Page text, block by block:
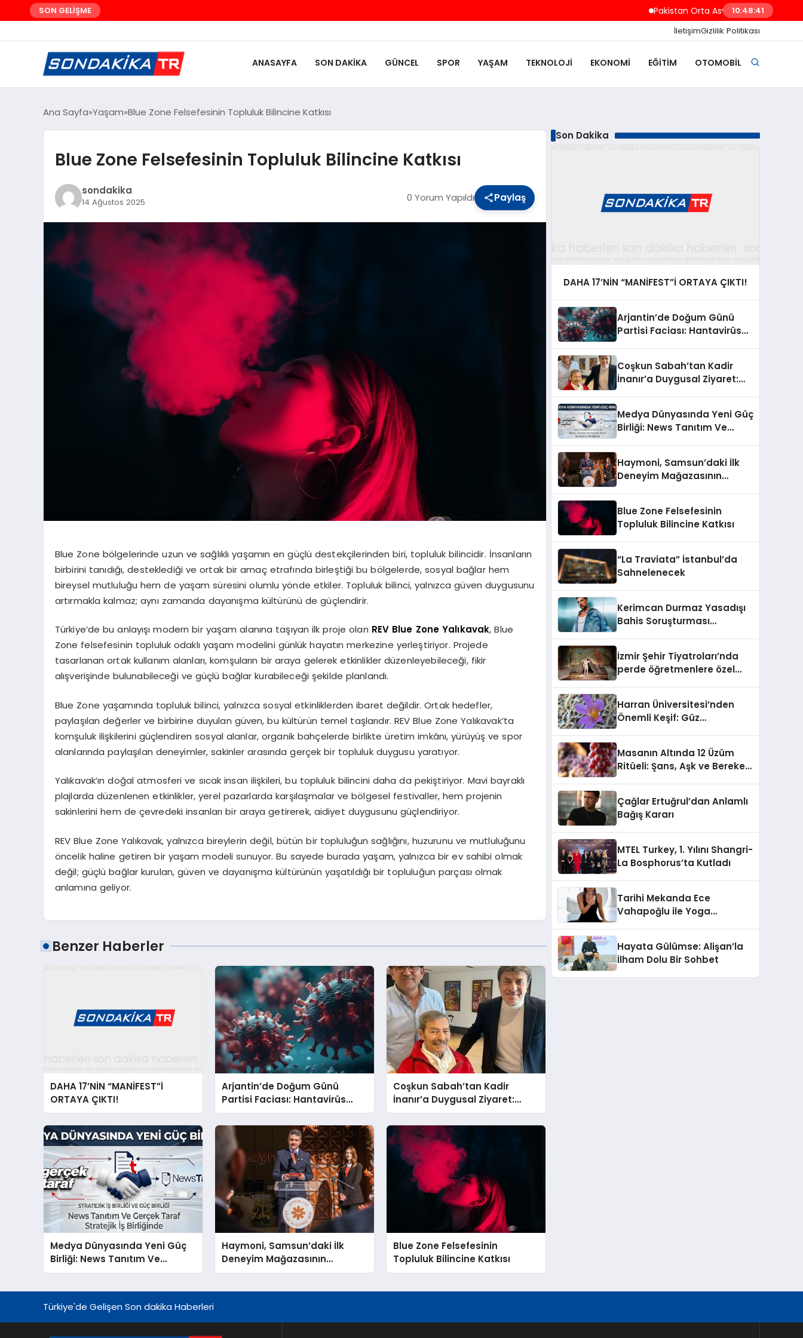
SON GELİŞME Pakistan Orta Asya ve Dost Ülkeler İçin
10:48:42
İletişimGizlilik Politikası
ANASAYFA SON DAKIKA GÜNCEL SPOR YAŞAM TEKNOLOJI EKONOMI EĞITIM OTOMOBIL
Ana Sayfa Yaşam Blue Zone Felsefesinin Topluluk Bilincine Katkısı
Blue Zone Felsefesinin Topluluk Bilincine Katkısı
sondakika
14 Ağustos 2025 0 Yorum Yapıldı Paylaş
Blue Zone bölgelerinde uzun ve sağlıklı yaşamın en güçlü destekçilerinden biri, topluluk bilincidir. İnsanların
birbirini tanıdığı, desteklediği ve ortak bir amaç etrafında birleştiği bu bölgelerde, sosyal bağlar hem
bireysel mutluluğu hem de yaşam süresini olumlu yönde etkiler. Topluluk bilinci, yalnızca güven duygusunu
artırmakla kalmaz; aynı zamanda dayanışma kültürünü de güçlendirir.
Türkiye’de bu anlayışı modern bir yaşam alanına taşıyan ilk proje olan REV Blue Zone Yalıkavak, Blue
Zone felsefesinin topluluk odaklı yaşam modelini günlük hayatın merkezine yerleştiriyor. Projede
tasarlanan ortak kullanım alanları, komşuların bir araya gelerek etkinlikler düzenleyebileceği, fikir
alışverişinde bulunabileceği ve güçlü bağlar kurabileceği şekilde planlandı.
Blue Zone yaşamında topluluk bilinci, yalnızca sosyal etkinliklerden ibaret değildir. Ortak hedefler,
paylaşılan değerler ve birbirine duyulan güven, bu kültürün temel taşlarıdır. REV Blue Zone Yalıkavak’ta
komşuluk ilişkilerini güçlendiren sosyal alanlar, organik bahçelerde birlikte üretim imkânı, yürüyüş ve spor
alanlarında paylaşılan deneyimler, sakinler arasında gerçek bir topluluk duygusu yaratıyor.
Yalıkavak’ın doğal atmosferi ve sıcak insan ilişkileri, bu topluluk bilincini daha da pekiştiriyor. Mavi bayraklı
plajlarda düzenlenen etkinlikler, yerel pazarlarda karşılaşmalar ve bölgesel festivaller, hem projenin
sakinlerini hem de çevredeki insanları bir araya getirerek, aidiyet duygusunu güçlendiriyor.
REV Blue Zone Yalıkavak, yalnızca bireylerin değil, bütün bir topluluğun sağlığını, huzurunu ve mutluluğunu
öncelik haline getiren bir yaşam modeli sunuyor. Bu sayede burada yaşam, yalnızca bir ev sahibi olmak
değil; güçlü bağlar kurulan, güven ve dayanışma kültürünün yaşatıldığı bir topluluğun parçası olmak
anlamına geliyor.
Benzer Haberler
DAHA 17’NİN “MANİFEST”İ
ORTAYA ÇIKTI!
Arjantin’de Doğum Günü
Partisi Faciası: Hantavirüs
Salgını Nasıl Başladı?
Coşkun Sabah’tan Kadir
İnanır’a Duygusal Ziyaret:
“Gözlerinin İçi Güldü”
Medya Dünyasında Yeni Güç
Birliği: News Tanıtım Ve
GerçekTaraf Stratejik İş
Haymoni, Samsun’daki İlk
Deneyim Mağazasının
Kapılarını Açtı
Blue Zone Felsefesinin
Topluluk Bilincine Katkısı
Son Dakika
DAHA 17’NİN “MANİFEST”İ ORTAYA ÇIKTI!
Arjantin’de Doğum Günü
Partisi Faciası: Hantavirüs
Coşkun Sabah’tan Kadir
İnanır’a Duygusal Ziyaret:
Medya Dünyasında Yeni Güç
Birliği: News Tanıtım Ve
Haymoni, Samsun’daki İlk
Deneyim Mağazasının
Blue Zone Felsefesinin
Topluluk Bilincine Katkısı
“La Traviata” İstanbul’da
Sahnelenecek
Kerimcan Durmaz Yasadışı
Bahis Soruşturması
İzmir Şehir Tiyatroları’nda
perde öğretmenlere özel
Harran Üniversitesi’nden
Önemli Keşif: Güz
Masanın Altında 12 Üzüm
Ritüeli: Şans, Aşk ve Bereket
Çağlar Ertuğrul’dan Anlamlı
Bağış Kararı
MTEL Turkey, 1. Yılını Shangri-
La Bosphorus’ta Kutladı
Tarihi Mekanda Ece
Vahapoğlu ile Yoga
Hayata Gülümse: Alişan’la
İlham Dolu Bir Sohbet
Türkiye'de Gelişen Son dakika Haberleri